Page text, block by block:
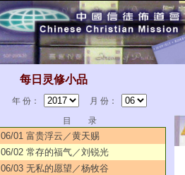
每日灵修小品
年 份：
月 份：
目 录
06/01 富贵浮云／黄天赐
06/02 常存的福气／刘锐光
06/03 无私的愿望／杨牧谷